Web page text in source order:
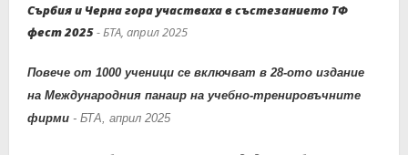
Сърбия и Черна гора участваха в състезанието ТФ
фест 2025- БТА, април 2025
Повече от 1000 ученици се включват в 28-ото издание
на Международния панаир на учебно-тренировъчните
фирми - БТА, април 2025